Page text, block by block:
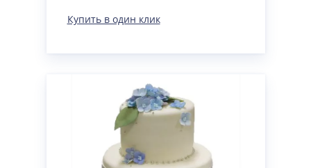
Купить в один клик